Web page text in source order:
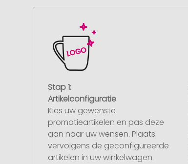
Stap 1:
Artikelconfiguratie
Kies uw gewenste
promotieartikelen en pas deze
aan naar uw wensen. Plaats
vervolgens de geconfigureerde
artikelen in uw winkelwagen.